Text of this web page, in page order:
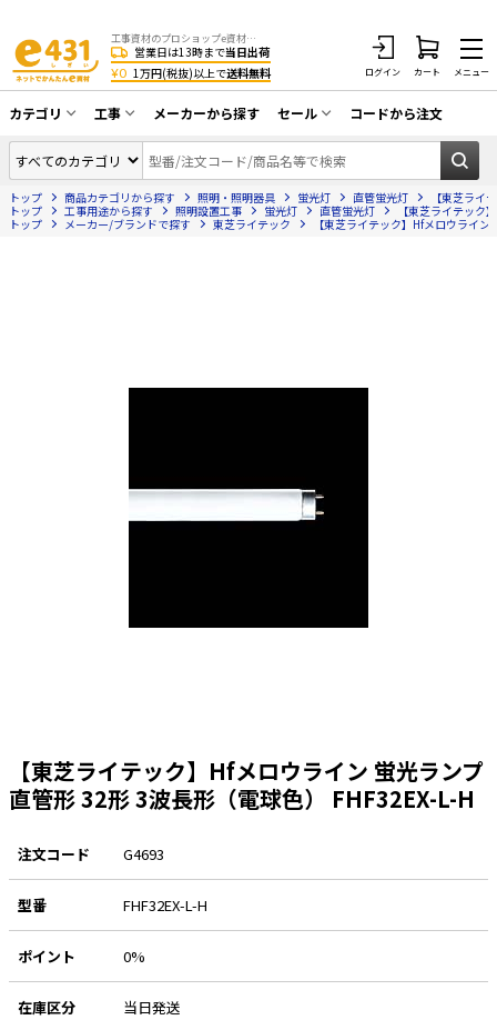
工事資材のプロショップe資材 CATV・アンテナ・防犯・光・LAN・電気・空調工事など
営業日は13時まで当日出荷
¥0 1万円(税抜)以上で送料無料 ログイン カート メニュー
カテゴリ
同軸ケーブル／テレビ用接栓／関連工具
アンテナ・取付金具・ブースター／CATV
部材類
ネットワーク機器
PF管/FEP管/CD管/情報線保護管
EV充電設備工事関連
感染症関連
工事
CATV・アンテナ工事
光工事・FTTH工事
照明設置工事
メーカーから探す セール
在庫一掃セール
コードから注文
トップ 商品カテゴリから探す 照明・照明器具 蛍光灯 直管蛍光灯
【東芝ライ
トップ
工事用途から探す 照明設置工事 蛍光灯 直管蛍光灯
【東芝ライテック
トップ
メーカー/ブランドで探す 東芝ライテック 【東芝ライテック】Hfメロウライ
【東芝ライテック】Hfメロウライン 蛍光ランプ
直管形 32形 3波長形（電球色） FHF32EX-L-H
注文コード G4693
型番 FHF32EX-L-H
ポイント 0%
在庫区分 当日発送